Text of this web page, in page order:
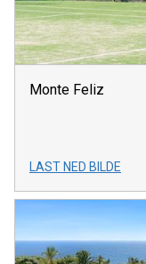
Monte Feliz
LAST NED BILDE